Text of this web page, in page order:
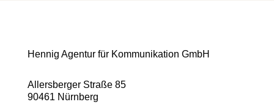
Hennig Agentur für Kommunikation GmbH
Allersberger Straße 85
90461 Nürnberg